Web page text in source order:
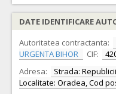
DATE IDENTIFICARE
Autoritatea contractanta:
URGENTA BIHOR
CIF:
Adresa:
Strada:
Localitate: Oradea, Cod